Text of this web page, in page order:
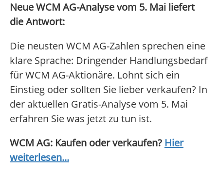
Neue WCM AG-Analyse vom 5. Mai liefert
die Antwort:
Die neusten WCM AG-Zahlen sprechen eine
klare Sprache: Dringender Handlungsbedarf
für WCM AG-Aktionäre. Lohnt sich ein
Einstieg oder sollten Sie lieber verkaufen? In
der aktuellen Gratis-Analyse vom 5. Mai
erfahren Sie was jetzt zu tun ist.
WCM AG: Kaufen oder verkaufen? Hier
weiterlesen...